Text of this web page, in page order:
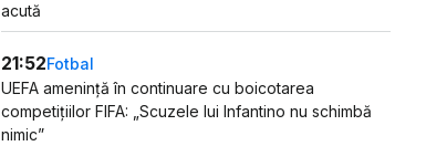
acută
21:52Fotbal
UEFA amenință în continuare cu boicotarea
competițiilor FIFA: „Scuzele lui Infantino nu schimbă
nimic”